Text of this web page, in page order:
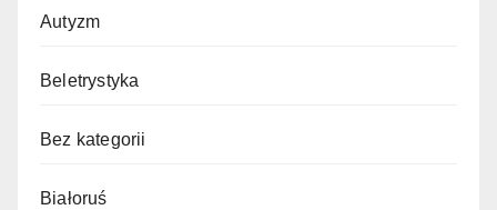
Autyzm
Beletrystyka
Bez kategorii
Białoruś